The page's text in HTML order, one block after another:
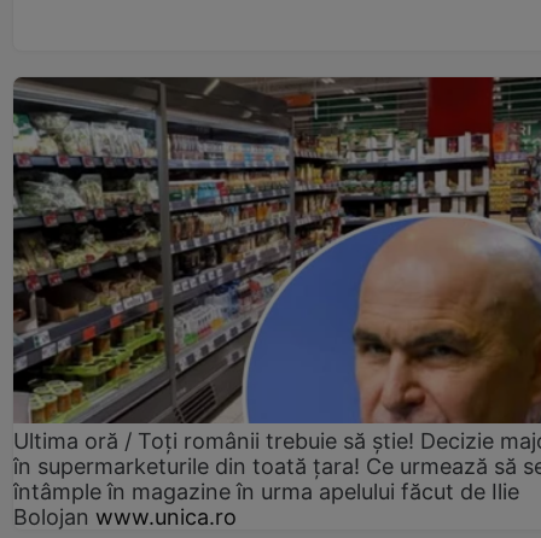
Ultima oră / Toți românii trebuie să știe! Decizie
în supermarketurile din toată țara! Ce urmează să
întâmple în magazine în urma apelului făcut de Ilie
Bolojan www.unica.ro